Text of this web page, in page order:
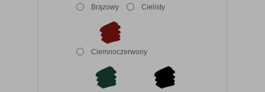
Brązowy Cielisty
Ciemnoczerwony